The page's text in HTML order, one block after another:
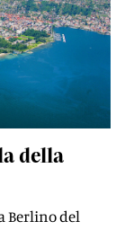
della
Berlino del